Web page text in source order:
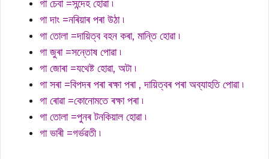
গা চেবা =সন্দেহ হোৱা ৷
গা দাং =নৰিয়াৰ পৰা উঠা ৷
গা তোলা =দায়িত্ব বহন কৰা, মান্তি হোৱা ৷
গা জুৰা =সন্তোষ পোৱা ৷
গা জোৰা =যথেষ্ট হোৱা, অটা ৷
গা সৰা =বিপদৰ পৰা ৰক্ষা পৰা , দায়িত্বৰ পৰা অব্যাহতি পোৱা ৷
গা ৰোৱা =কোনোমতে ৰক্ষা পৰা ৷
গা তোলা =পুনৰ টনকিয়াল হোৱা ৷
গা ভাৰী =গৰ্ভৱতী ৷